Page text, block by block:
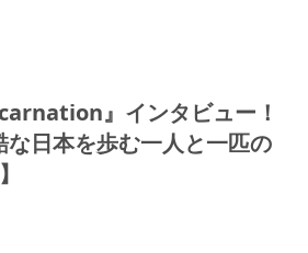
』インタビュー！
日本を歩む一人と一匹の